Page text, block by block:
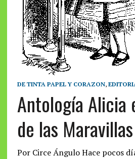
DE TINTA PAPEL Y CORAZON,
Antología Alicia
de las Maravillas
Por Circe Ángulo Hace pocos